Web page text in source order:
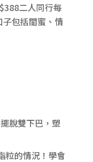
二人同行每
包括閨蜜、情
脫雙下巴，塑
粒的情況！學會